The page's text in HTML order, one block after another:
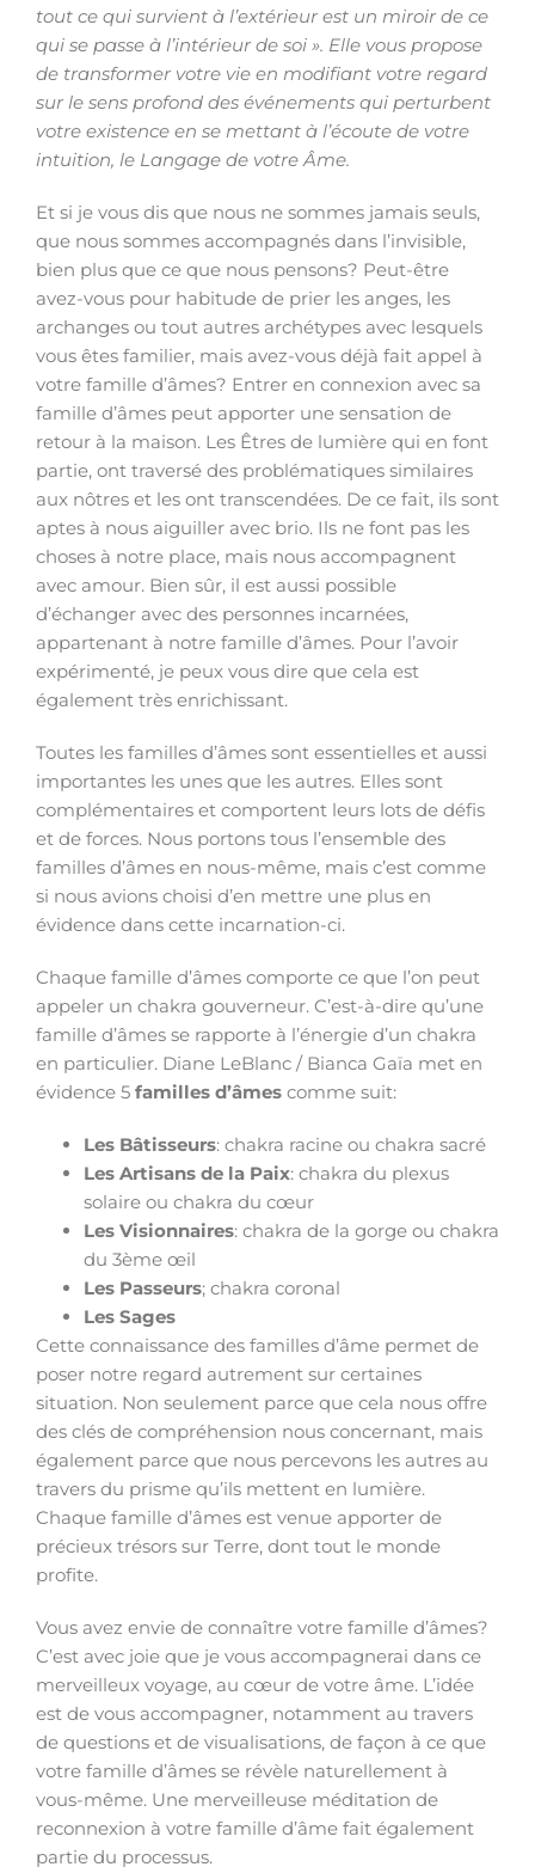
tout ce qui survient à l’extérieur est un miroir de ce
qui se passe à l’intérieur de soi ». Elle vous propose
de transformer votre vie en modifiant votre regard
sur le sens profond des événements qui perturbent
votre existence en se mettant à l’écoute de votre
intuition, le Langage de votre Âme.
Et si je vous dis que nous ne sommes jamais seuls,
que nous sommes accompagnés dans l’invisible,
bien plus que ce que nous pensons? Peut-être
avez-vous pour habitude de prier les anges, les
archanges ou tout autres archétypes avec lesquels
vous êtes familier, mais avez-vous déjà fait appel à
votre famille d’âmes? Entrer en connexion avec sa
famille d’âmes peut apporter une sensation de
retour à la maison. Les Êtres de lumière qui en font
partie, ont traversé des problématiques similaires
aux nôtres et les ont transcendées. De ce fait, ils sont
aptes à nous aiguiller avec brio. Ils ne font pas les
choses à notre place, mais nous accompagnent
avec amour. Bien sûr, il est aussi possible
d’échanger avec des personnes incarnées,
appartenant à notre famille d’âmes. Pour l’avoir
expérimenté, je peux vous dire que cela est
également très enrichissant.
Toutes les familles d’âmes sont essentielles et aussi
importantes les unes que les autres. Elles sont
complémentaires et comportent leurs lots de défis
et de forces. Nous portons tous l’ensemble des
familles d’âmes en nous-même, mais c’est comme
si nous avions choisi d’en mettre une plus en
évidence dans cette incarnation-ci.
Chaque famille d’âmes comporte ce que l’on peut
appeler un chakra gouverneur. C’est-à-dire qu’une
famille d’âmes se rapporte à l’énergie d’un chakra
en particulier. Diane LeBlanc / Bianca Gaïa met en
évidence 5 familles d’âmes comme suit:
Les Bâtisseurs: chakra racine ou chakra sacré
Les Artisans de la Paix: chakra du plexus
solaire ou chakra du cœur
Les Visionnaires: chakra de la gorge ou chakra
du 3ème œil
Les Passeurs; chakra coronal
Les Sages
Cette connaissance des familles d’âme permet de
poser notre regard autrement sur certaines
situation. Non seulement parce que cela nous offre
des clés de compréhension nous concernant, mais
également parce que nous percevons les autres au
travers du prisme qu’ils mettent en lumière.
Chaque famille d’âmes est venue apporter de
précieux trésors sur Terre, dont tout le monde
profite.
Vous avez envie de connaître votre famille d’âmes?
C’est avec joie que je vous accompagnerai dans ce
merveilleux voyage, au cœur de votre âme. L’idée
est de vous accompagner, notamment au travers
de questions et de visualisations, de façon à ce que
votre famille d’âmes se révèle naturellement à
vous-même. Une merveilleuse méditation de
reconnexion à votre famille d’âme fait également
partie du processus.